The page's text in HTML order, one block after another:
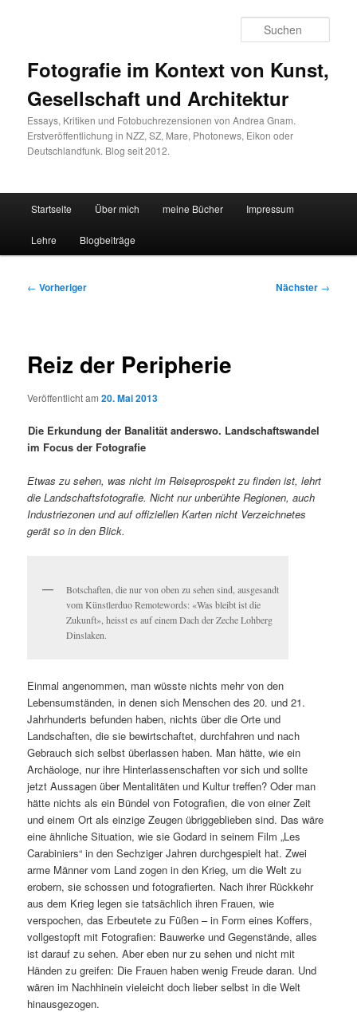
Fotografie im Kontext von Kunst,
Gesellschaft und Architektur
Essays, Kritiken und Fotobuchrezensionen von Andrea Gnam.
Erstveröffentlichung in NZZ, SZ, Mare, Photonews, Eikon oder
Deutschlandfunk. Blog seit 2012.
Startseite Über mich meine Bücher Impressum
Lehre Blogbeiträge
Beitragsnavigation
← Vorheriger Nächster →
Reiz der Peripherie
Veröffentlicht am20. Mai 2013
Die Erkundung der Banalität anderswo. Landschaftswandel
im Focus der Fotografie
Etwas zu sehen, was nicht im Reiseprospekt zu finden ist, lehrt
die Landschaftsfotografie. Nicht nur unberühte Regionen, auch
Industriezonen und auf offiziellen Karten nicht Verzeichnetes
gerät so in den Blick.
Botschaften, die nur von oben zu sehen sind, ausgesandt
vom Künstlerduo Remotewords: «Was bleibt ist die
Zukunft», heisst es auf einem Dach der Zeche Lohberg
Dinslaken.
Einmal angenommen, man wüsste nichts mehr von den
Lebensumständen, in denen sich Menschen des 20. und 21.
Jahrhunderts befunden haben, nichts über die Orte und
Landschaften, die sie bewirtschaftet, durchfahren und nach
Gebrauch sich selbst überlassen haben. Man hätte, wie ein
Archäologe, nur ihre Hinterlassenschaften vor sich und sollte
jetzt Aussagen über Mentalitäten und Kultur treffen? Oder man
hätte nichts als ein Bündel von Fotografien, die von einer Zeit
und einem Ort als einzige Zeugen übriggeblieben sind. Das wäre
eine ähnliche Situation, wie sie Godard in seinem Film „Les
Carabiniers“ in den Sechziger Jahren durchgespielt hat. Zwei
arme Männer vom Land zogen in den Krieg, um die Welt zu
erobern, sie schossen und fotografierten. Nach ihrer Rückkehr
aus dem Krieg legen sie tatsächlich ihren Frauen, wie
verspochen, das Erbeutete zu Füßen – in Form eines Koffers,
vollgestopft mit Fotografien: Bauwerke und Gegenstände, alles
ist darauf zu sehen. Aber eben nur zu sehen und nicht mit
Händen zu greifen: Die Frauen haben wenig Freude daran. Und
wären im Nachhinein vieleicht doch lieber selbst in die Welt
hinausgezogen.